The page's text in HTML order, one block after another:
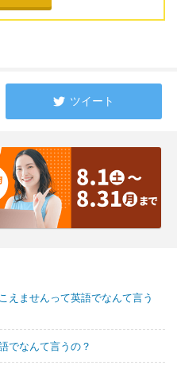
ツイート
えませんって英語でなんて言う
でなんて言うの？